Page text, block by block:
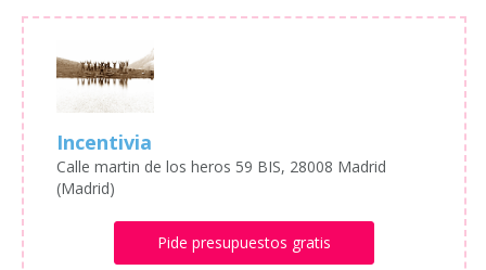
Incentivia
Calle martin de los heros 59 BIS, 28008 Madrid
(Madrid)
Pide presupuestos gratis